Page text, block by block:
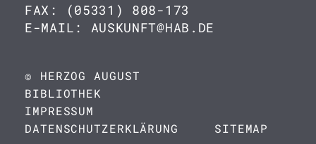
FAX: (05331) 808-173
E-MAIL: AUSKUNFT@HAB.DE
© HERZOG AUGUST
BIBLIOTHEK
IMPRESSUM
DATENSCHUTZERKLÄRUNG
SITEMAP